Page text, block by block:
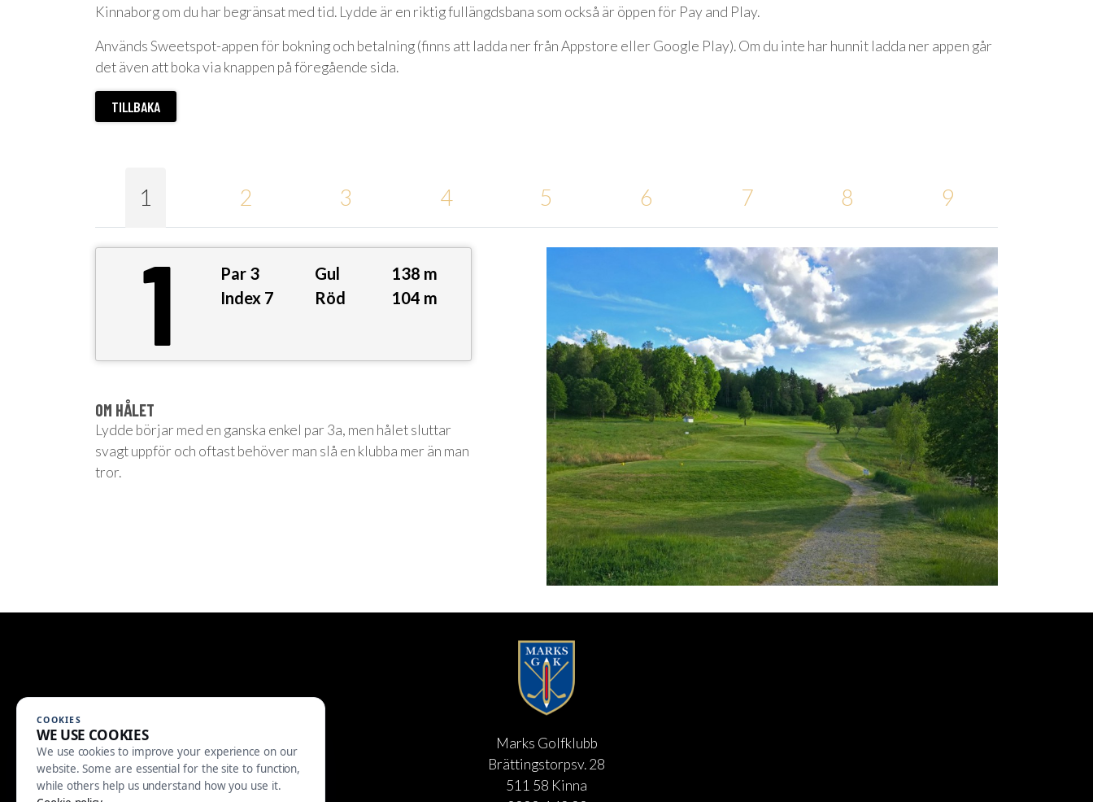
Kinnaborg om du har begränsat med tid. Lydde är en riktig fullängdsbana som också är öppen för Pay and Play.
Används Sweetspot-appen för bokning och betalning (finns att ladda ner från Appstore eller Google Play). Om du inte har hunnit ladda ner appen går
det även att boka via knappen på föregående sida.
TILLBAKA
1 2 3 4 5 6 7 8 9
1 Par 3
Index 7
Gul 138 m
Röd
104 m
OM HÅLET
Lydde börjar med en ganska enkel par 3a, men hålet sluttar
svagt uppför och oftast behöver man slå en klubba mer än man
tror.
Marks Golfklubb
Brättingstorpsv. 28
511 58 Kinna
COOKIES
WE USE COOKIES
We use cookies to improve your experience on our
website. Some are essential for the site to function,
while others help us understand how you use it.